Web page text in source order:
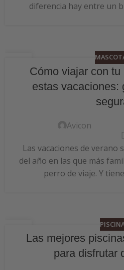
diferencia hay entre un
Cómo viajar con
estas vacaciones:
Avicon
Las vacaciones de verano
del año en las que más
perro de viaje. Y
Las mejores
para disfrutar